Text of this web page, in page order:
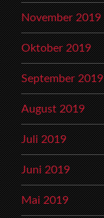
November 2019
Oktober 2019
September 2019
August 2019
Juli 2019
Juni 2019
Mai 2019